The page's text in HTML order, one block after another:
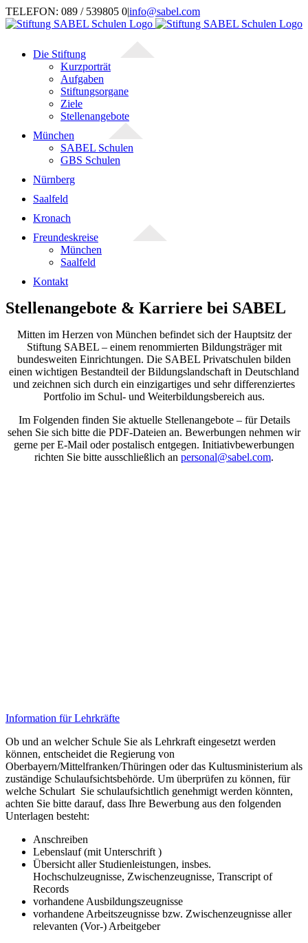
Zum
Inhalt
TELEFON: 089 / 539805 0|info@sabel.com
Die Stiftung
Kurzporträt
Aufgaben
Stiftungsorgane
Ziele
Stellenangebote
München
SABEL Schulen
GBS Schulen
Nürnberg
Saalfeld
Kronach
Freundeskreise
München
Saalfeld
Kontakt
Stellenangebote & Karriere bei SABEL
Mitten im Herzen von München befindet sich der Hauptsitz der
Stiftung SABEL – einem renommierten Bildungsträger mit
bundesweiten Einrichtungen. Die SABEL Privatschulen bilden
einen wichtigen Bestandteil der Bildungslandschaft in Deutschland
und zeichnen sich durch ein einzigartiges und sehr differenziertes
Portfolio im Schul- und Weiterbildungsbereich aus.
Im Folgenden finden Sie aktuelle Stellenangebote – für Details
sehen Sie sich bitte die PDF-Dateien an. Bewerbungen nehmen wir
gerne per E-Mail oder postalisch entgegen. Initiativbewerbungen
richten Sie bitte ausschließlich an personal@sabel.com.
Information für Lehrkräfte
Ob und an welcher Schule Sie als Lehrkraft eingesetzt werden
können, entscheidet die Regierung von
Oberbayern/Mittelfranken/Thüringen oder das Kultusministerium als
zuständige Schulaufsichtsbehörde. Um überprüfen zu können, für
welche Schulart Sie schulaufsichtlich genehmigt werden könnten,
achten Sie bitte darauf, dass Ihre Bewerbung aus den folgenden
Unterlagen besteht:
Anschreiben
Lebenslauf (mit Unterschrift )
Übersicht aller Studienleistungen, insbes.
Hochschulzeugnisse, Zwischenzeugnisse, Transcript of
Records
vorhandene Ausbildungszeugnisse
vorhandene Arbeitszeugnisse bzw. Zwischenzeugnisse aller
relevanten (Vor-) Arbeitgeber